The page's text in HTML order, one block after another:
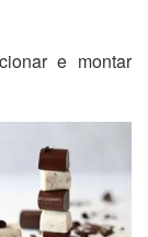
e montar